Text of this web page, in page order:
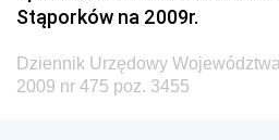
Dziennik Urzędowy Ministra
Dziennik Urzędowy Ministra
Stąporków na 2009r.
Dziennik Urzędowy
2009 nr 475 poz. 3455